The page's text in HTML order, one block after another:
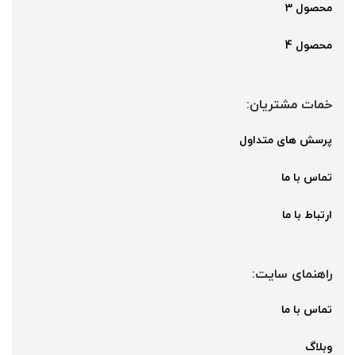
محصول 3
محصول 4
خمات مشتریان:
پرسش های متداول
تماس با ما
ارتباط با ما
راهنمای سایت:
تماس با ما
وبلاگ